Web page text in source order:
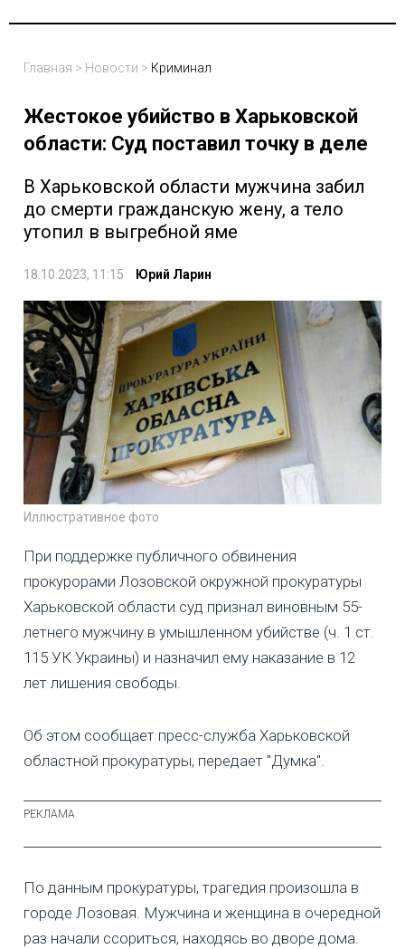
Главная > Новости > Криминал
Жестокое убийство в Харьковской
области: Суд поставил точку в деле
В Харьковской области мужчина забил
до смерти гражданскую жену, а тело
утопил в выгребной яме
18.10.2023, 11:15 Юрий Ларин
Иллюстративное фото
При поддержке публичного обвинения
прокурорами Лозовской окружной прокуратуры
Харьковской области суд признал виновным 55-
летнего мужчину в умышленном убийстве (ч. 1 ст.
115 УК Украины) и назначил ему наказание в 12
лет лишения свободы.
Об этом сообщает пресс-служба Харьковской
областной прокуратуры, передает "Думка".
По данным прокуратуры, трагедия произошла в
городе Лозовая. Мужчина и женщина в очередной
раз начали ссориться, находясь во дворе дома.